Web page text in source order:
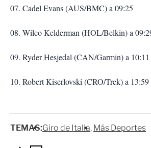
07. Cadel Evans (AUS/BMC) a 09:25
08. Wilco Kelderman (HOL/Belkin) a
09. Ryder Hesjedal (CAN/Garmin) a 10:11
10. Robert Kiserlovski (CRO/Trek) a 13:59
TEMAS:Giro de Italia Más Deportes